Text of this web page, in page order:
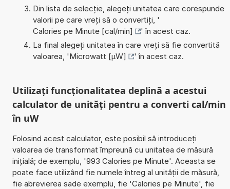
Din lista de selecție, alegeți unitatea care corespunde
valorii pe care vreți să o convertiți, '
Calories pe Minute [cal/min]
' în acest caz.
La final alegeți unitatea în care vreți să fie convertită
valoarea, 'Microwatt [µW] ' în acest caz.
Utilizați funcționalitatea deplină a acestui
calculator de unități pentru a converti cal/min
în uW
Folosind acest calculator, este posibil să introduceți
valoarea de transformat împreună cu unitatea de măsură
inițială; de exemplu, '993 Calories pe Minute'. Aceasta se
poate face utilizând fie numele întreg al unității de măsură,
fie abrevierea sade exemplu, fie 'Calories pe Minute', fie